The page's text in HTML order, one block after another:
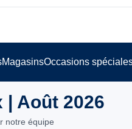
MagasinsOccasions
| Août 2026
notre équipe